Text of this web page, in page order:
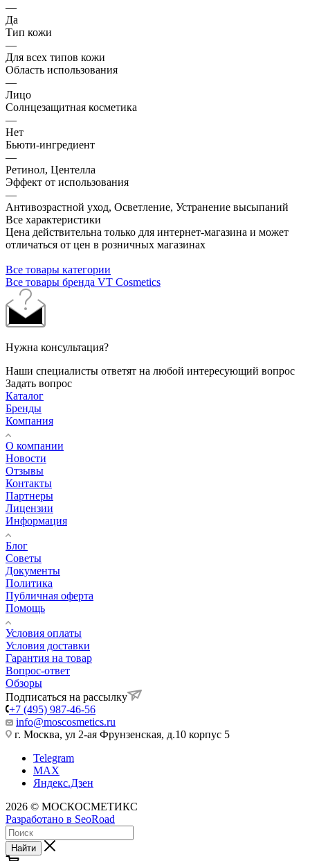
—
Да
Тип кожи
—
Для всех типов кожи
Область использования
—
Лицо
Солнцезащитная косметика
—
Нет
Бьюти-ингредиент
—
Ретинол, Центелла
Эффект от использования
—
Антивозрастной уход, Осветление, Устранение высыпаний
Все характеристики
Цена действительна только для интернет-магазина и может
отличаться от цен в розничных магазинах
Все товары категории
Все товары бренда VT Cosmetics
Нужна консультация?
Наши специалисты ответят на любой интересующий вопрос
Задать вопрос
Каталог
Бренды
Компания
О компании
Новости
Отзывы
Контакты
Партнеры
Лицензии
Информация
Блог
Советы
Документы
Политика
Публичная оферта
Помощь
Условия оплаты
Условия доставки
Гарантия на товар
Вопрос-ответ
Обзоры
Подписаться на рассылку
+7 (495) 987-46-56
info@moscosmetics.ru
г. Москва, ул 2-ая Фрунзенская, д.10 корпус 5
Telegram
MAX
Яндекс.Дзен
2026 © МОСКОСМЕТИКС
Разработано в SeoRoad
Найти